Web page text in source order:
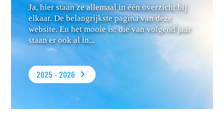
Ja, hier staan ze allemaal in één overzicht bij
elkaar. De belangrijkste pagina van deze
website. En het mooie is: die van volgend jaar
staan er ook al in...
2025 - 2026